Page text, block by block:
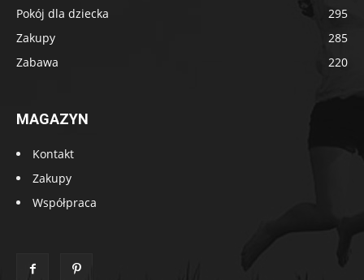
Pokój dla dziecka
295
Zakupy
285
Zabawa
220
MAGAZYN
Kontakt
Zakupy
Współpraca